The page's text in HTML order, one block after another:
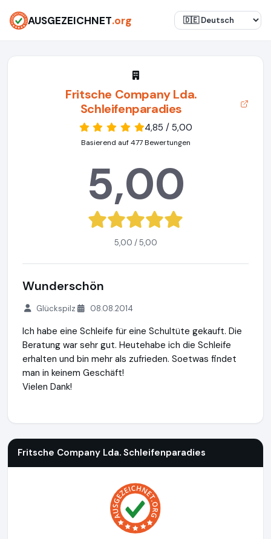
AUSGEZEICHNET.org
Fritsche Company Lda.
Schleifenparadies
4,85 / 5,00
Basierend auf 477 Bewertungen
5,00
5,00 / 5,00
Wunderschön
Glückspilz 08.08.2014
Ich habe eine Schleife für eine Schultüte gekauft. Die
Beratung war sehr gut. Heutehabe ich die Schleife
erhalten und bin mehr als zufrieden. Soetwas findet
man in keinem Geschäft!
Vielen Dank!
Fritsche Company Lda. Schleifenparadies